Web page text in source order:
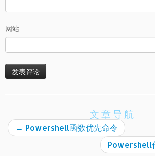
网站
文章导航
← Powershell函数优先命令
Powershell